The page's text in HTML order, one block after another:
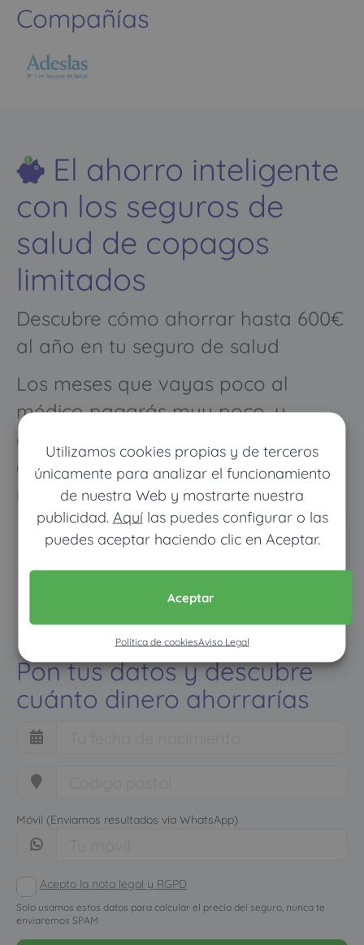
Utilizamos cookies propias y de terceros
únicamente para analizar el funcionamiento
de nuestra Web y mostrarte nuestra
publicidad. Aquílas puedes configurar o las
puedes aceptar haciendo clic en Aceptar.
Aceptar
Política de cookiesAviso Legal
Compañías
El ahorro inteligente
con los seguros de
salud de copagos
limitados
Descubre cómo ahorrar hasta 600€
al año en tu seguro de salud
Los meses que vayas poco al
médico pagarás muy poco, y
cuando vayas mucho pagarás
como con un seguro médico
normal
Pon tus datos y descubre
cuánto dinero ahorrarías
Móvil (Enviamos resultados vía WhatsApp)
Acepto la nota legal y RGPD
Solo usamos estos datos para calcular el precio del seguro, nunca te
enviaremos SPAM